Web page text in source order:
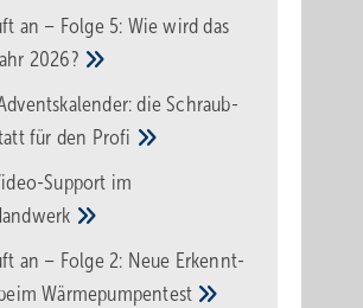
an – Folge 5: Wie wird das
2026?
die Schraub­
für den Pro­fi
Support im
an – Folge 2: Neue Erkennt­
Wärme­pumpen­test